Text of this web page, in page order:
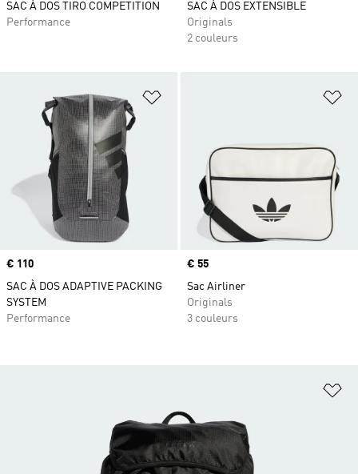
SAC À DOS TIRO COMPETITION
Performance
SAC À DOS EXTENSIBLE
Originals
2 couleurs
Ajouter à la Liste de produits
Prix
€ 110
SAC À DOS ADAPTIVE PACKING
SYSTEM
Performance
Prix
€ 55
Sac Airliner
Originals
3 couleurs